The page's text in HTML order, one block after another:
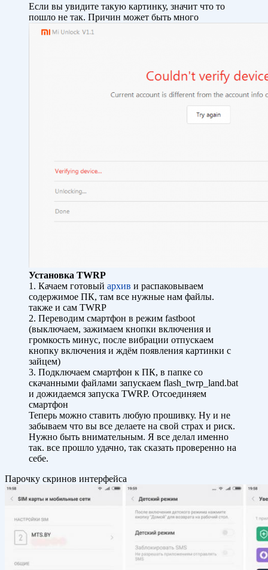
Если вы увидите такую картинку, значит что то
пошло не так. Причин может быть много
Установка TWRP
1. Качаем готовый архив и распаковываем
содержимое ПК, там все нужные нам файлы.
также и сам TWRP
2. Переводим смартфон в режим fastboot
(выключаем, зажимаем кнопки включения и
громкость минус, после вибрации отпускаем
кнопку включения и ждём появления картинки с
зайцем)
3. Подключаем смартфон к ПК, в папке со
скачанными файлами запускаем flash_twrp_land.bat
и дожидаемся запуска TWRP. Отсоединяем
смартфон
Теперь можно ставить любую прошивку. Ну и не
забываем что вы все делаете на свой страх и риск.
Нужно быть внимательным. Я все делал именно
так. все прошло удачно, так сказать проверенно на
себе.
Парочку скринов интерфейса